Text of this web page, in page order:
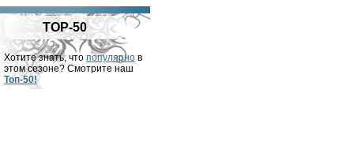
TOP-50
Хотите знать, что популярно в
этом сезоне? Смотрите наш
Топ-50!